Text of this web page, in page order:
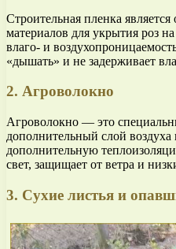
Строительная пленка
материалов для укрытия роз
влаго- и
«дышать» и не задерживает
2. Агроволокно
Агроволокно — это
дополнительный слой воздуха
дополнительную
свет, защищает от ветра и
3. Сухие листья и